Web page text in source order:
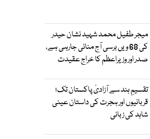
میجر طفیل محمد شہید نشان حیدر
کی 68 ویں برسی آج منائی جارہی ہے،
صدر اور وزیراعظم کا خراج عقیدت
تقسیمِ ہند سے آزادیٔ پاکستان تک؛
قربانیوں اور ہجرت کی داستان عینی
شاہد کی زبانی